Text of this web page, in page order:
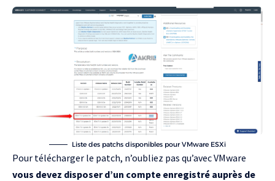
Liste des patchs disponibles pour VMware ESXi
Pour télécharger le patch, n’oubliez pas qu’avec VMware
vous devez disposer d’un compte enregistré auprès de